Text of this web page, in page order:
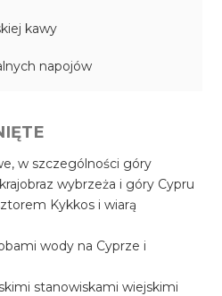
kawy
napojów
w szczególności góry
wybrzeża i góry Cypru
Kykkos i wiarą
wody na Cyprze i
stanowiskami wiejskimi